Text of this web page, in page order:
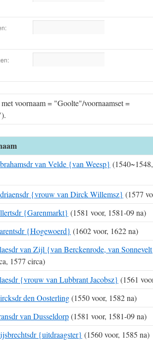
met voornaam = "Goolte"/voornaamset =
van Velde {van Weesp}
{vrouw van Dirck Willemsz} (1577
{Garenmarkt} (1581 voor, 1581-09 na)
{Hogewoerd} (1602 voor, 1622 na)
van Zijl {van Berckenrode, van
1577 circa)
{vrouw van Lubbrant Jacobsz} (1561
den Oosterling(1550 voor, 1582 na)
van Dusseldorp(1581 voor, 1581-09 na)
{uitdraagster} (1560 voor, 1585 na)